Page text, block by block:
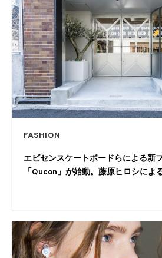
FASHION
エビセンスケートボードらによる新
「Qucon」が始動。藤原ヒロシによ